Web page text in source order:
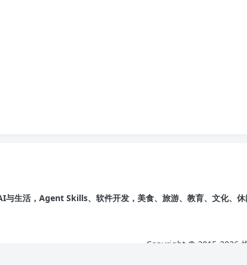
与生活，Agent Skills、软件开发，美食、旅游、教育、文化、
Copyright @ 2015- 2026